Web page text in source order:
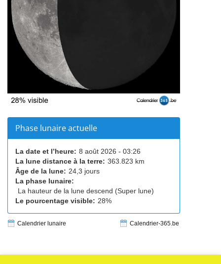
Phase lunaire actuelle
La date et l’heure: 8 août 2026 - 03:26
La lune distance à la terre: 363.823 km
Âge de la lune: 24,3 jours
La phase lunaire:
La hauteur de la lune descend (Super lune)
Le pourcentage visible: 28%
Calendrier lunaire Calendrier-365.be